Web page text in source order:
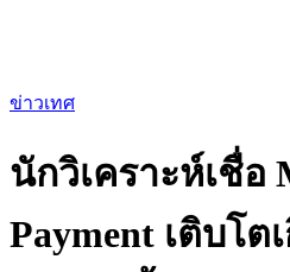
ข่าวเทศ
นักวิเคราะห์เชื่อ
Payment เติบโต